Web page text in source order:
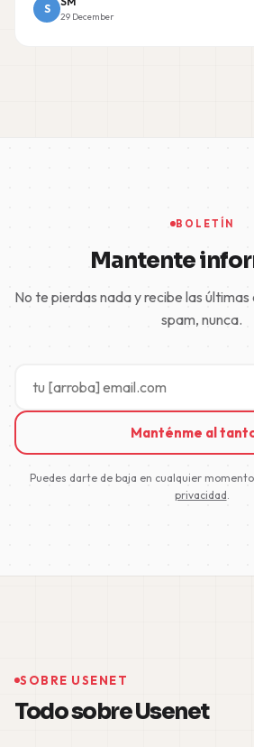
S
29 December
BOLETÍN
Mantente
No te pierdas nada y recibe las
spam, nunca.
Manténme al
Puedes darte de baja en cualquier
privacidad
SOBRE USENET
Todo sobre Usenet